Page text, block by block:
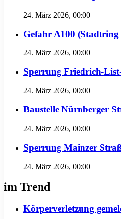
24. März 2026, 00:00
Gefahr A100
24. März 2026, 00:00
Sperrung Friedrich-
24. März 2026, 00:00
Baustelle Nürnberger
24. März 2026, 00:00
Sperrung Mainzer
24. März 2026, 00:00
im Trend
Körperverletzung